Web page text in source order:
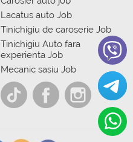
Lacatus auto Job
Tinichigiu de caroserie Job
Tinichigiu Auto fara
experienta Job
Mecanic sasiu Job